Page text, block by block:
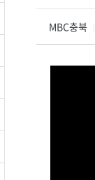
옥천
종영
MBC충북